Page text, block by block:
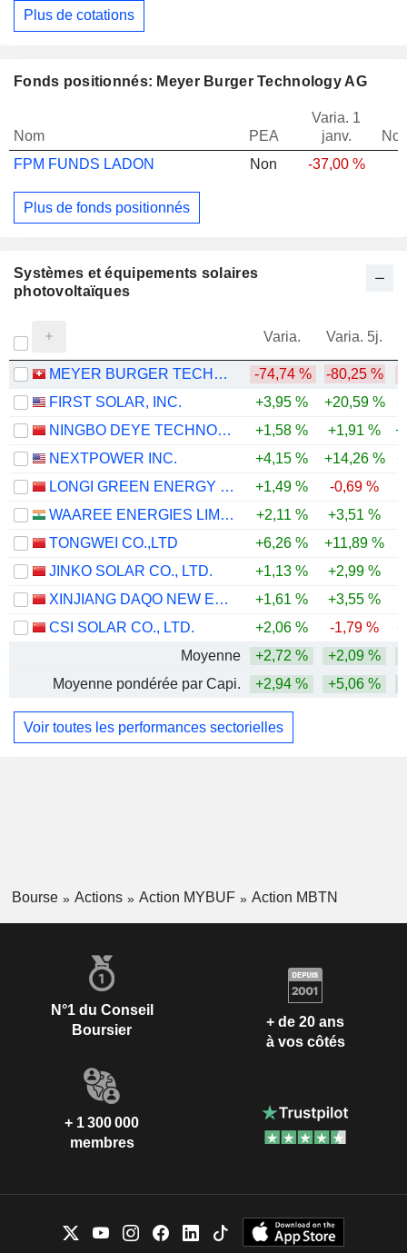
Plus de cotations
Fonds positionnés: Meyer Burger Technology AG
Nom PEA
Varia. 1
janv.
FPM FUNDS LADON
Non -37,00 %
Plus de fonds positionnés
Systèmes et équipements solaires
photovoltaïques
Varia. Varia. 5j.
MEYER BURGER TECHNOLOGY AG -74,74 % -80,25 %
FIRST SOLAR, INC.
+3,95 % +20,59 %
NINGBO DEYE TECHNOLOGY GROUP CO., LTD.
+1,58 % +1,91 %
NEXTPOWER INC.
+4,15 % +14,26 %
LONGI GREEN ENERGY TECHNOLOGY CO., LTD.
+1,49 % -0,69 %
WAAREE ENERGIES LIMITED
+2,11 % +3,51 %
TONGWEI CO.,LTD
+6,26 % +11,89 %
JINKO SOLAR CO., LTD.
+1,13 % +2,99 %
XINJIANG DAQO NEW ENERGY CO.,LTD.
+1,61 % +3,55 %
CSI SOLAR CO., LTD.
+2,06 % -1,79 %
Moyenne
+2,72 % +2,09 %
Moyenne pondérée par Capi.
+2,94 % +5,06 %
Voir toutes les performances sectorielles
Bourse Actions Action MYBUF Action MBTN
N°1 du Conseil
Boursier
+ de 20 ans
à vos côtés
+ 1 300 000
membres